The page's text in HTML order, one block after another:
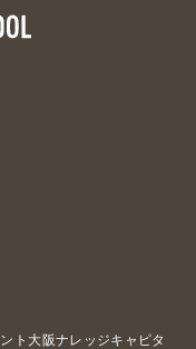
ト大阪ナレッジキャピタ